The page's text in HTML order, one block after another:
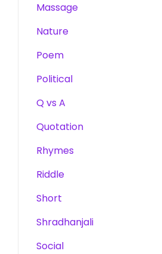
Massage
Nature
Poem
Political
Q vs A
Quotation
Rhymes
Riddle
Short
Shradhanjali
Social